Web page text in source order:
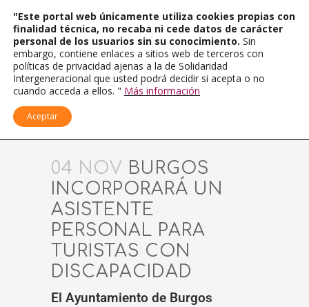
04 NOV BURGOS
INCORPORARÁ UN
ASISTENTE
PERSONAL PARA
TURISTAS CON
DISCAPACIDAD
El Ayuntamiento de Burgos
"Este portal web únicamente utiliza cookies propias con
finalidad técnica, no recaba ni cede datos de carácter
personal de los usuarios sin su conocimiento. Sin
embargo, contiene enlaces a sitios web de terceros con
políticas de privacidad ajenas a la de Solidaridad
Intergeneracional que usted podrá decidir si acepta o no
cuando acceda a ellos. " Más información
Aceptar